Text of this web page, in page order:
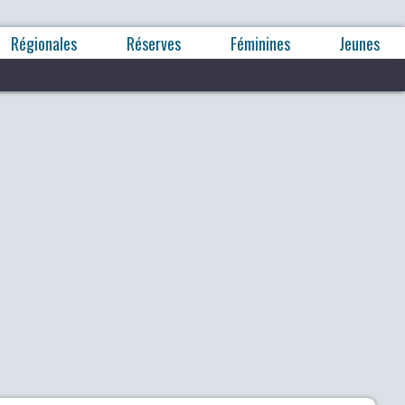
Régionales Réserves Féminines Jeunes